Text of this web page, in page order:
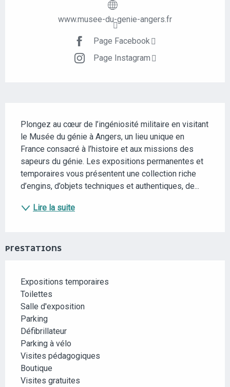
www.musee-du-genie-angers.fr
Page Facebook
Page Instagram
Plongez au cœur de l’ingéniosité militaire en visitant
le Musée du génie à Angers, un lieu unique en
France consacré à l’histoire et aux missions des
sapeurs du génie. Les expositions permanentes et
temporaires vous présentent une collection riche
d’engins, d’objets techniques et authentiques, de...
Lire la suite
PRESTATIONS
Expositions temporaires
Toilettes
Salle d'exposition
Parking
Défibrillateur
Parking à vélo
Visites pédagogiques
Boutique
Visites gratuites